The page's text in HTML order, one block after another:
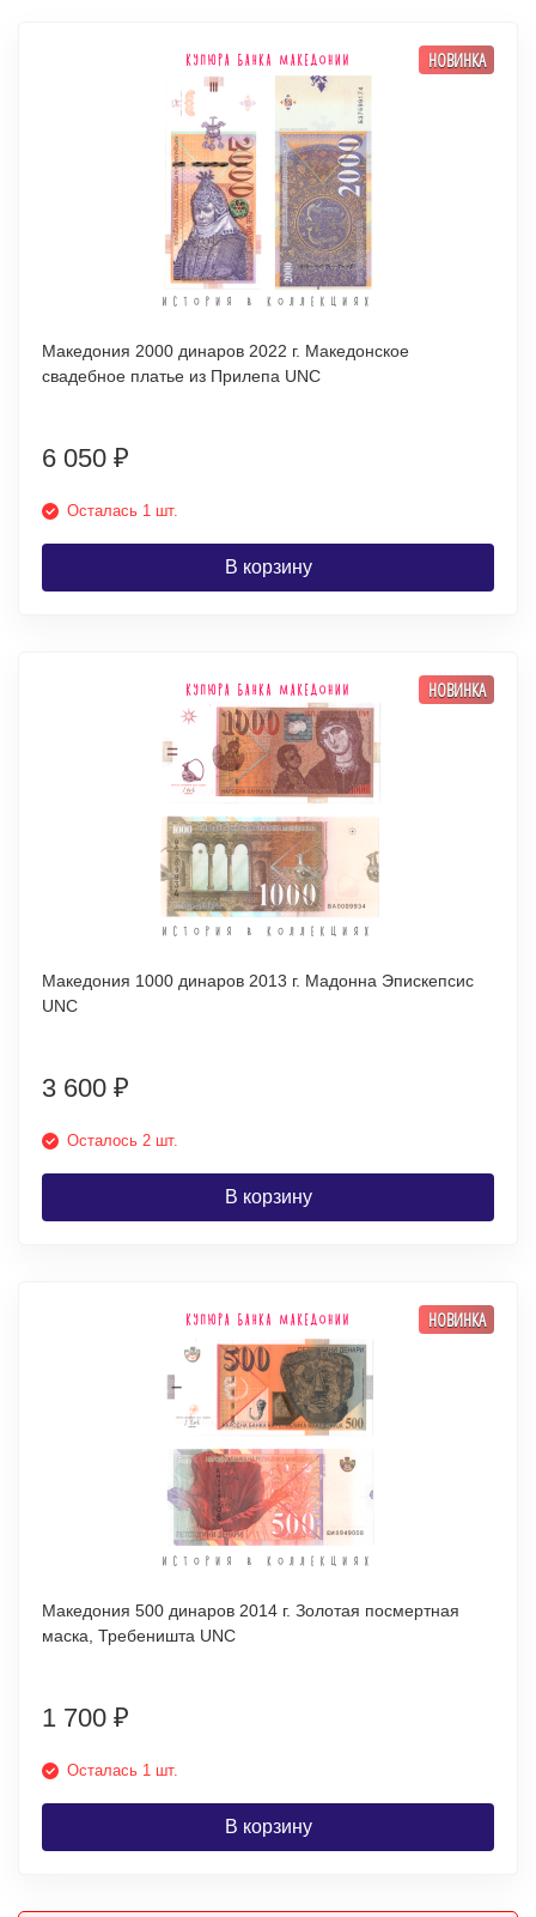
НОВИНКА
Македония 2000 динаров 2022 г. Македонское
свадебное платье из Прилепа UNC
6 050 ₽
Осталась 1 шт.
В корзину
НОВИНКА
Македония 1000 динаров 2013 г. Мадонна Эпискепсис
UNC
3 600 ₽
Осталось 2 шт.
В корзину
НОВИНКА
Македония 500 динаров 2014 г. Золотая посмертная
маска, Требеништа UNC
1 700 ₽
Осталась 1 шт.
В корзину